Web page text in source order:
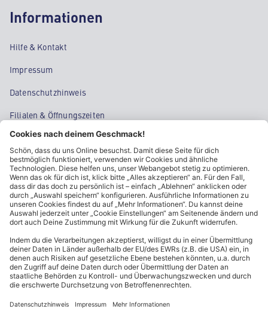
Informationen
Hilfe & Kontakt
Impressum
Datenschutzhinweis
Filialen & Öffnungszeiten
Kontakt
Cookie-Einstellungen
Kundeninformationen
ALDI Nord folgen